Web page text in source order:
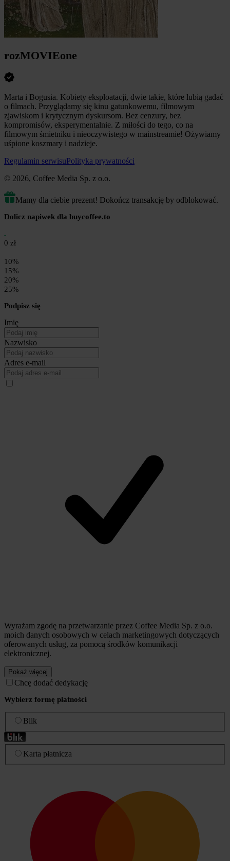
rozMOVIEone
Marta i Bogusia. Kobiety eksploatacji, dwie takie, które lubią gadać
o filmach. Przyglądamy się kinu gatunkowemu, filmowym
zjawiskom i krytycznym dyskursom. Bez cenzury, bez
kompromisów, eksperymentalnie. Z miłości do tego, co na
filmowym śmietniku i nieoczywistego w mainstreamie! Ożywiamy
uśpione koszmary i nadzieje.
Regulamin serwisuPolityka prywatności
© 2026, Coffee Media Sp. z o.o.
Mamy dla ciebie prezent! Dokończ transakcję by odblokować.
Dolicz napiwek dla buycoffee.to
0 zł
10%
15%
20%
25%
Podpisz się
Imię
Nazwisko
Adres e-mail
Wyrażam zgodę na przetwarzanie przez Coffee Media Sp. z o.o.
moich danych osobowych w celach marketingowych dotyczących
oferowanych usług, za pomocą środków komunikacji
elektronicznej.
Pokaż więcej
Chcę dodać dedykację
Wybierz formę płatności
Blik
Karta płatnicza